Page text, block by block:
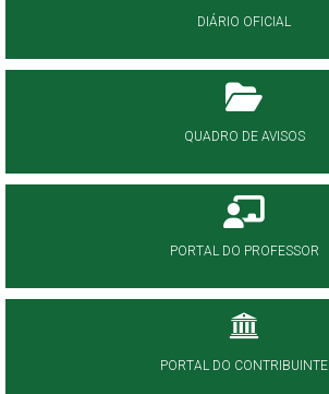
DIÁRIO OFICIAL
QUADRO DE AVISOS
PORTAL DO PROFESSOR
PORTAL DO CONTRIBUINTE